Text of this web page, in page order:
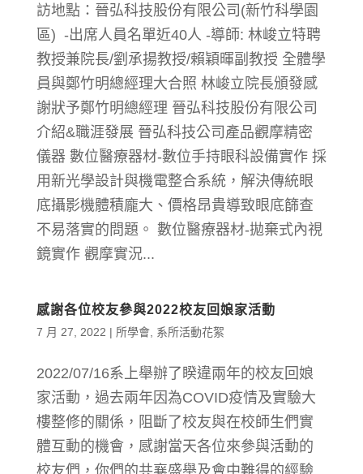
訪地點：晉弘科技股份有限公司(新竹科學園
區) -出席人員名單近40人 -導師: 林峻立特聘
教授兼院長/劉承揚教授/賴穎暉副教授 全體學
員與鄭竹明總經理大合照 林峻立院長頒發感
謝狀予鄭竹明總經理 晉弘科技股份有限公司
介紹&職涯發展 晉弘科技公司產品觀摩精密
儀器 數位醫療器材-數位手持眼科設備實作 採
用新光學設計與機電整合系統，解決傳統眼
底攝影機體積龐大、價格昂貴導致眼底篩查
不易落實的問題。 數位醫療器材-拋棄式內視
鏡實作 觀摩實況...
感謝各位校友參與2022校友回娘家活動
7 月 27, 2022 | 所學會, 系所活動花絮
2022/07/16系上舉辦了睽違兩年的校友回娘
家活動，過去兩年因為COVID疫情及實驗大
樓整修的關係，阻斷了校友與在校師生們實
體互動的機會，感謝當天各位來參與活動的